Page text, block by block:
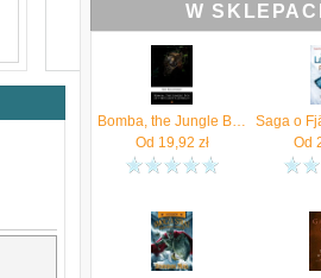
W
Bomba, the Jungle Boy at the Giant Cataract.
Od 19,92 zł
Od